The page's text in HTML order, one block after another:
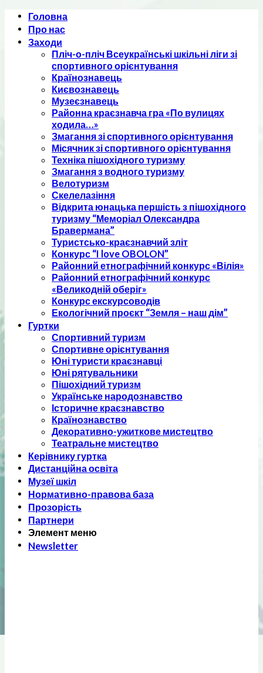
Skip
content
Головна
Про нас
Заходи
Пліч-о-пліч Всеукраїнські шкільні ліги зі
спортивного орієнтування
Країнознавець
Києвознавець
Музеєзнавець
Районна краєзнавча гра «По вулицях
ходила…»
Змагання зі спортивного орієнтування
Місячник зі спортивного орієнтування
Техніка пішохідного туризму
Змагання з водного туризму
Велотуризм
Скелелазіння
Відкрита юнацька першість з пішохідного
туризму “Меморіал Олександра
Бравермана”
Туристсько-краєзнавчий зліт
Конкурс “I love OBOLON”
Районний етнографічний конкурс «Вілія»
Районний етнографічний конкурс
«Великодній оберіг»
Конкурс екскурсоводів
Екологічний проєкт “Земля – наш дім”
Гуртки
Спортивний туризм
Спортивне орієнтування
Юні туристи краєзнавці
Юні рятувальники
Пішохідний туризм
Українське народознавство
Історичне краєзнавство
Країнознавство
Декоративно-ужиткове мистецтво
Театральне мистецтво
Керівнику гуртка
Дистанційна освіта
Музеї шкіл
Нормативно-правова база
Прозорість
Партнери
Элемент меню
Newsletter